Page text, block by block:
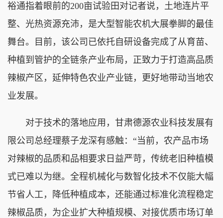
裕通指着眼前的200亩试验田对记者说，土地连片平
整、光热资源充沛，是大型智能农机大展拳脚的最佳
舞台。目前，该公司已依托自研设备完成了从育苗、
种植到管护的全链条产业布局，正致力于打造高品质
辣椒产区，延伸特色农业产业链，更好地带动当地农
业发展。
对于技术的落地应用，甘肃德源农业科技发展有
限公司总经理蔡子龙深有感触：“当前，农产品市场
对辣椒的品质和品相要求日益严苛，传统老旧种植模
式已难以为继。全程机械化与数智化技术不仅能大幅
节省人工，降低种植成本，还能通过标准化流程稳定
辣椒品质，为企业扩大种植规模、对接优质市场订单